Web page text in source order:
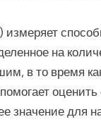
измеряет
на
в то время
значение для